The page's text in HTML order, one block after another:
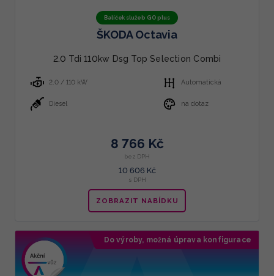
Balíček služeb GO plus
ŠKODA Octavia
2.0 Tdi 110kw Dsg Top Selection Combi
2.0 / 110 kW Automatická
Diesel na dotaz
8 766 Kč
bez DPH
10 606 Kč
s DPH
ZOBRAZIT NABÍDKU
Doporučujeme
Do výroby, možná úprava konfigurace